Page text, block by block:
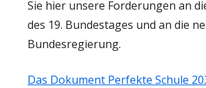
Sie hier unsere Forderungen an
des 19. Bundestages und an die
Bundesregierung.
Das Dokument Perfekte Schule